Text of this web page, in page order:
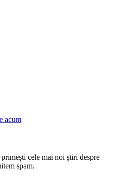
acum
cele mai noi știri despre
spam.